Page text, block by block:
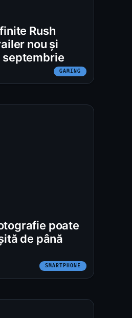
Rush
nou și
septembrie
GAMING
poate
de până
SMARTPHONE